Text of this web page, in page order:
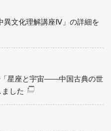
異文化理解講座Ⅳ」の詳細を
星座と宇宙――中国古典の世
した